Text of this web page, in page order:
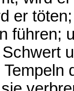
er
führen;